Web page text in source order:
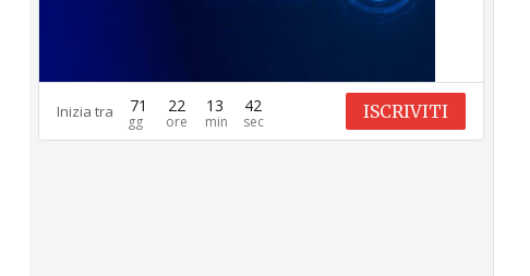
Inizia tra 71 22 13 41 ISCRIVITI